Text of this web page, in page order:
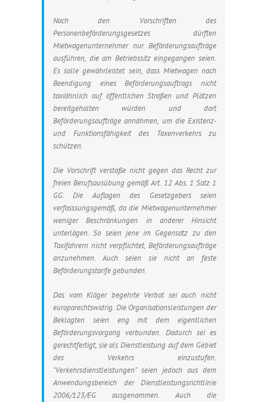
Nach den Vorschriften des
Personenbeförderungsgesetzes dürften
Mietwagenunternehmer nur Beförderungsaufträge
ausführen, die am Betriebssitz eingegangen seien.
Es solle gewährleistet sein, dass Mietwagen nach
Beendigung eines Beförderungsauftrags nicht
taxiähnlich auf öffentlichen Straßen und Plätzen
bereitgehalten würden und dort
Beförderungsaufträge annähmen, um die Existenz-
und Funktionsfähigkeit des Taxenverkehrs zu
schützen.
Die Vorschrift verstoße nicht gegen das Recht zur
freien Berufsausübung gemäß Art. 12 Abs. 1 Satz 1
GG. Die Auflagen des Gesetzgebers seien
verfasssungsgemäß, da die Mietwagenunternehmer
weniger Beschränkungen in anderer Hinsicht
unterlägen. So seien jene im Gegensatz zu den
Taxifahrern nicht verpflichtet, Beförderungsaufträge
anzunehmen. Auch seien sie nicht an feste
Beförderungstarife gebunden.
Das vom Kläger begehrte Verbot sei auch nicht
europarechtswidrig. Die Organisationsleistungen der
Beklagten seien eng mit dem eigentlichen
Beförderungsvorgang verbunden. Dadurch sei es
gerechtfertigt, sie als Dienstleistung auf dem Gebiet
des Verkehrs einzustufen.
“Verkehrsdienstleistungen” seien jedoch aus dem
Anwendungsbereich der Dienstleistungsrichtlinie
2006/123/EG ausgenommen. Auch die